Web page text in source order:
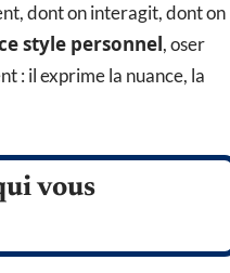
dont on interagit, dont on
style personnel, oser
: il exprime la nuance, la
vous